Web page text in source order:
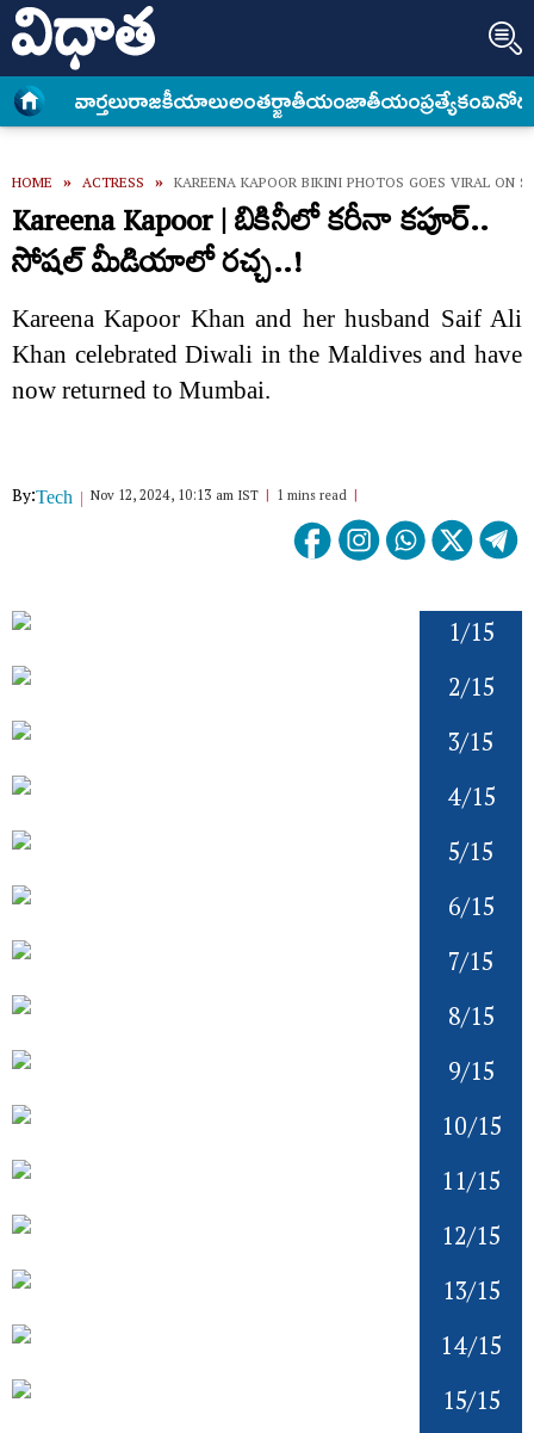
వార్త‌లురాజకీయాలుఅంత‌ర్జాతీయంజాతీయంప్రత్యేకం
HOME » ACTRESS » KAREENA KAPOOR BIKINI PHOTOS GOES VIRAL ON
Kareena Kapoor | బికినీలో కరీనా కపూర్..
సోషల్ మీడియాలో రచ్చ..!
Kareena Kapoor Khan and her husband Saif Ali
Khan celebrated Diwali in the Maldives and have
now returned to Mumbai.
By:Tech Nov 12, 2024, 10:13 am IST 1 mins read
1/15
2/15
3/15
4/15
5/15
6/15
7/15
8/15
9/15
10/15
11/15
12/15
13/15
14/15
15/15